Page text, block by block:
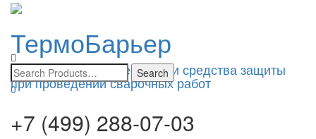
0
ТермоБарьер
Изоляционные материалы и средства защиты
при проведении сварочных работ
+7 (499) 288-07-03